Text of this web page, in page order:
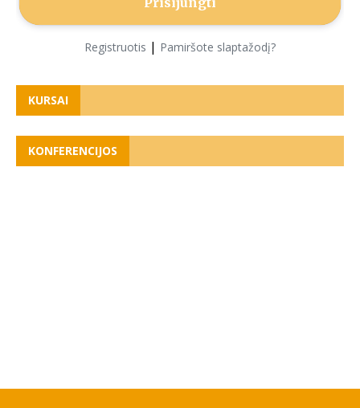
Registruotis | Pamiršote slaptažodį?
KURSAI
KONFERENCIJOS